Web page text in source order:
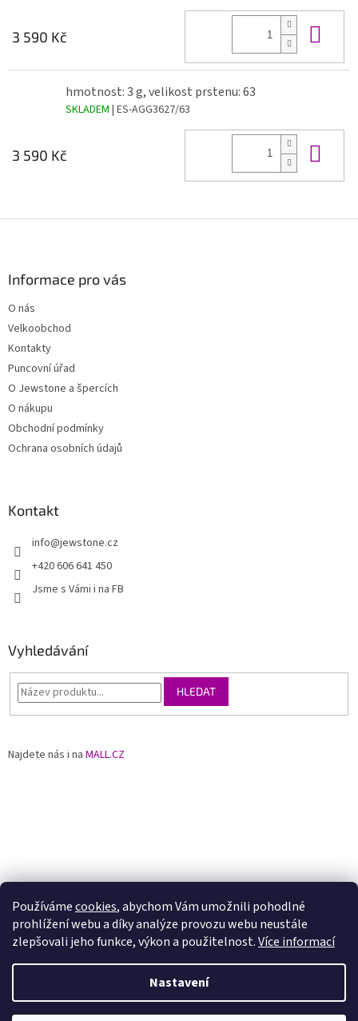
Používámecookies, abychom Vám umožnili pohodlné
prohlížení webu a díky analýze provozu webu neustále
zlepšovali jeho funkce, výkon a použitelnost.Více informací
Nastavení
3 590 Kč
hmotnost: 3 g, velikost prstenu: 63
SKLADEM | ES-AGG3627/63
3 590 Kč
Informace pro vás
O nás
Velkoobchod
Kontakty
Puncovní úřad
O Jewstone a špercích
O nákupu
Obchodní podmínky
Ochrana osobních údajů
Kontakt
info@jewstone.cz
+420 606 641 450
Jsme s Vámi i na FB
Vyhledávání
HLEDAT
Najdete nás i na MALL.CZ
Vytvořil Shoptet